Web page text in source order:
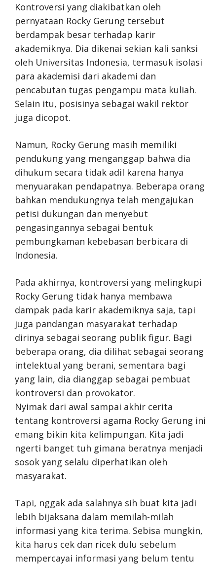
Kontroversi yang diakibatkan oleh
pernyataan Rocky Gerung tersebut
berdampak besar terhadap karir
akademiknya. Dia dikenai sekian kali sanksi
oleh Universitas Indonesia, termasuk isolasi
para akademisi dari akademi dan
pencabutan tugas pengampu mata kuliah.
Selain itu, posisinya sebagai wakil rektor
juga dicopot.
Namun, Rocky Gerung masih memiliki
pendukung yang menganggap bahwa dia
dihukum secara tidak adil karena hanya
menyuarakan pendapatnya. Beberapa orang
bahkan mendukungnya telah mengajukan
petisi dukungan dan menyebut
pengasingannya sebagai bentuk
pembungkaman kebebasan berbicara di
Indonesia.
Pada akhirnya, kontroversi yang melingkupi
Rocky Gerung tidak hanya membawa
dampak pada karir akademiknya saja, tapi
juga pandangan masyarakat terhadap
dirinya sebagai seorang publik figur. Bagi
beberapa orang, dia dilihat sebagai seorang
intelektual yang berani, sementara bagi
yang lain, dia dianggap sebagai pembuat
kontroversi dan provokator.
Nyimak dari awal sampai akhir cerita
tentang kontroversi agama Rocky Gerung ini
emang bikin kita kelimpungan. Kita jadi
ngerti banget tuh gimana beratnya menjadi
sosok yang selalu diperhatikan oleh
masyarakat.
Tapi, nggak ada salahnya sih buat kita jadi
lebih bijaksana dalam memilah-milah
informasi yang kita terima. Sebisa mungkin,
kita harus cek dan ricek dulu sebelum
mempercayai informasi yang belum tentu